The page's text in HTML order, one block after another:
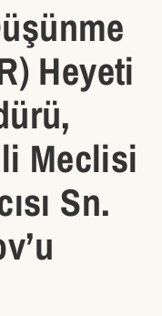
Heyeti
Meclisi
Sn.